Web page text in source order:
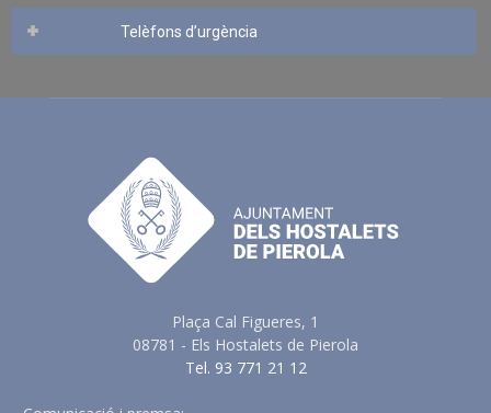
Telèfons d’urgència
Plaça Cal Figueres, 1
08781 - Els Hostalets de Pierola
Tel. 93 771 21 12